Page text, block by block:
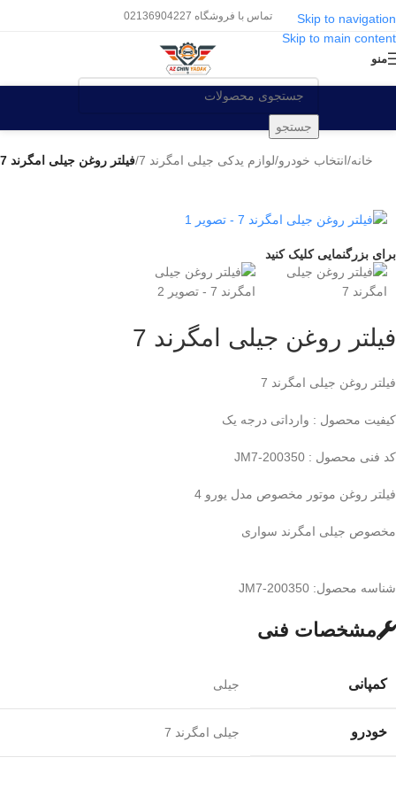
Skip to navigation
Skip to main content
تماس با فروشگاه 02136904227
منو
جستجو
خانه/انتخاب خودرو/لوازم یدکی جیلی امگرند 7 /فیلتر روغن جیلی امگرند 7
برای بزرگنمایی کلیک کنید
فیلتر روغن جیلی امگرند 7
فیلتر روغن جیلی امگرند 7
کیفیت محصول : وارداتی درجه یک
کد فنی محصول : 200350-JM7
فیلتر روغن موتور مخصوص مدل یورو 4
مخصوص جیلی امگرند سواری
شناسه محصول: 200350-JM7
مشخصات فنی
کمپانی جیلی
خودرو جیلی امگرند 7